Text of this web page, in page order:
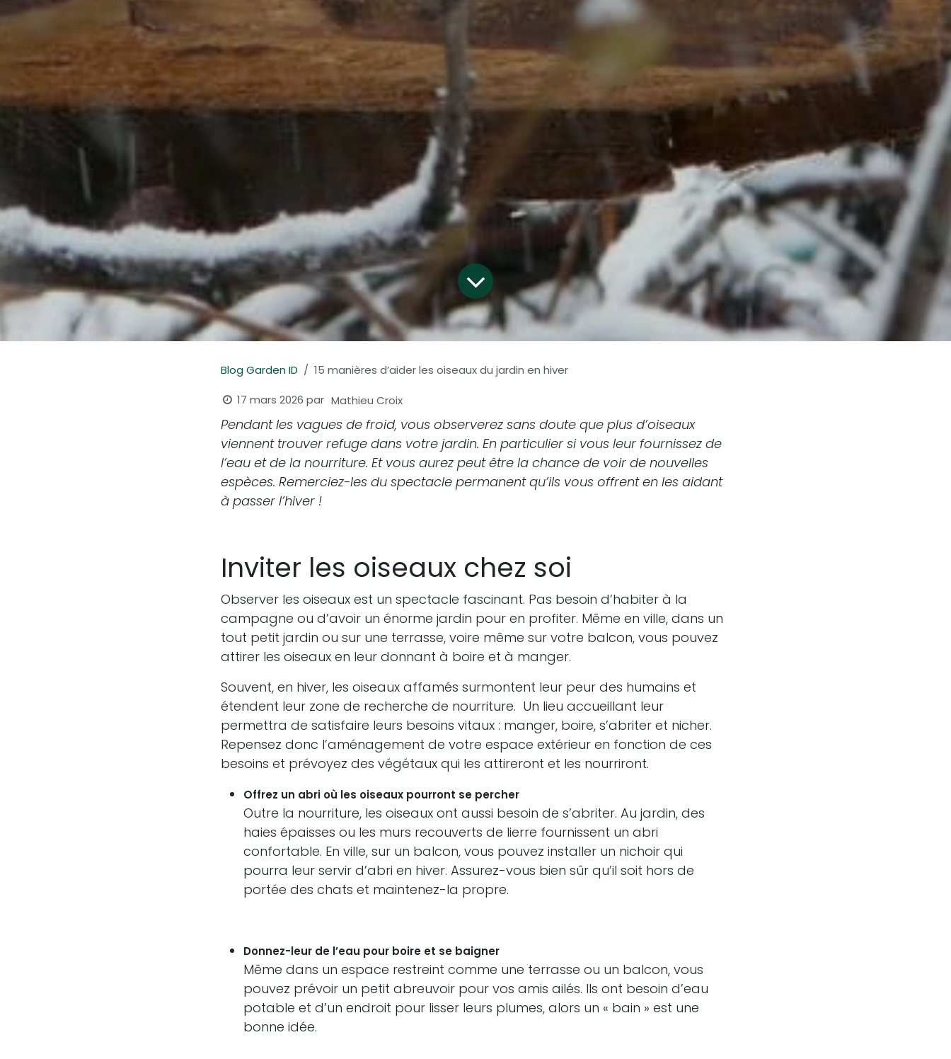
Blog Garden ID
15 manières d’aider les oiseaux du jardin en hiver
17 mars 2026 par Mathieu Croix
Pendant les vagues de froid, vous observerez sans doute que plus d’oiseaux
viennent trouver refuge dans votre jardin. En particulier si vous leur fournissez de
l’eau et de la nourriture. Et vous aurez peut être la chance de voir de nouvelles
espèces. Remerciez-les du spectacle permanent qu’ils vous offrent en les aidant
à passer l’hiver !
Inviter les oiseaux chez soi
Observer les oiseaux est un spectacle fascinant. Pas besoin d’habiter à la
campagne ou d’avoir un énorme jardin pour en profiter. Même en ville, dans un
tout petit jardin ou sur une terrasse, voire même sur votre balcon, vous pouvez
attirer les oiseaux en leur donnant à boire et à manger.
Souvent, en hiver, les oiseaux affamés surmontent leur peur des humains et
étendent leur zone de recherche de nourriture. Un lieu accueillant leur
permettra de satisfaire leurs besoins vitaux : manger, boire, s’abriter et nicher.
Repensez donc l’aménagement de votre espace extérieur en fonction de ces
besoins et prévoyez des végétaux qui les attireront et les nourriront.
Offrez un abri où les oiseaux pourront se percher
Outre la nourriture, les oiseaux ont aussi besoin de s’abriter. Au jardin, des
haies épaisses ou les murs recouverts de lierre fournissent un abri
confortable. En ville, sur un balcon, vous pouvez installer un nichoir qui
pourra leur servir d’abri en hiver. Assurez-vous bien sûr qu’il soit hors de
portée des chats et maintenez-la propre.
Donnez-leur de l’eau pour boire et se baigner
Même dans un espace restreint comme une terrasse ou un balcon, vous
pouvez prévoir un petit abreuvoir pour vos amis ailés. Ils ont besoin d’eau
potable et d’un endroit pour lisser leurs plumes, alors un « bain » est une
bonne idée.